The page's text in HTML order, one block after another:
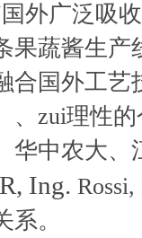
外广泛吸
果蔬酱生产
合国外工
、zui理性
华中农大、
Ing.
系。